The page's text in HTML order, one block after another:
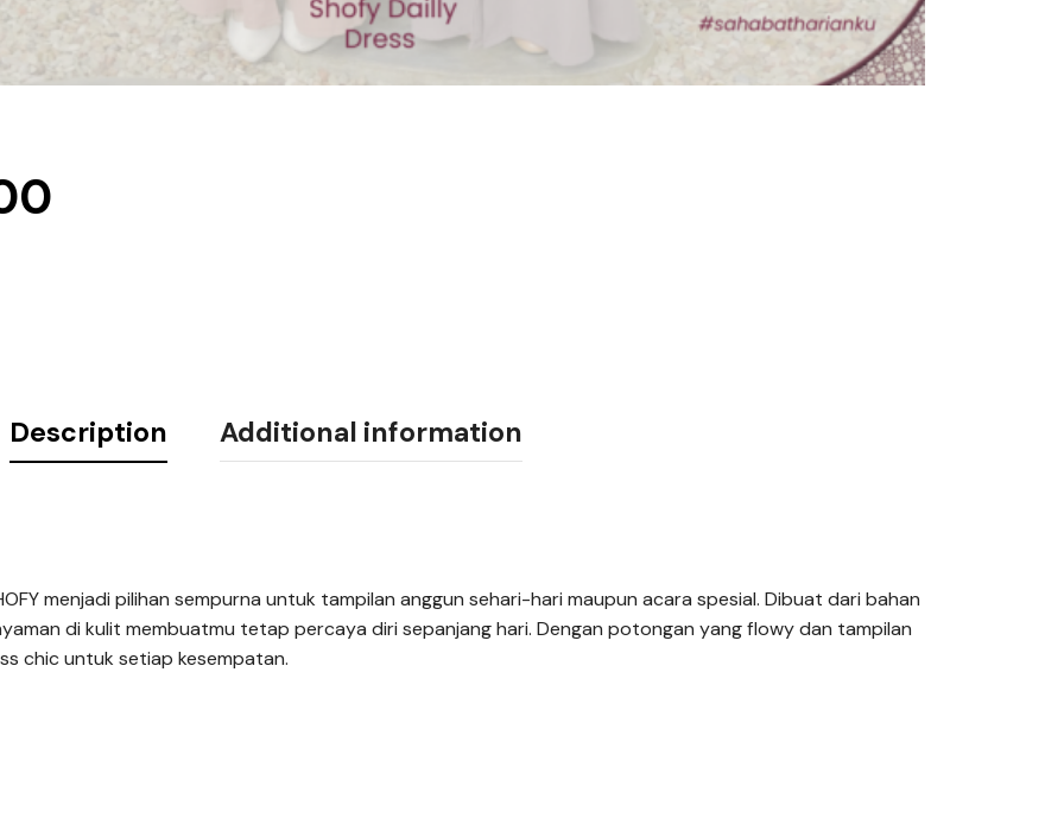
Description Additional information
menjadi pilihan sempurna untuk tampilan anggun sehari-hari maupun acara spesial. Dibuat dari bahan
di kulit membuatmu tetap percaya diri sepanjang hari. Dengan potongan yang flowy dan tampilan
chic untuk setiap kesempatan.